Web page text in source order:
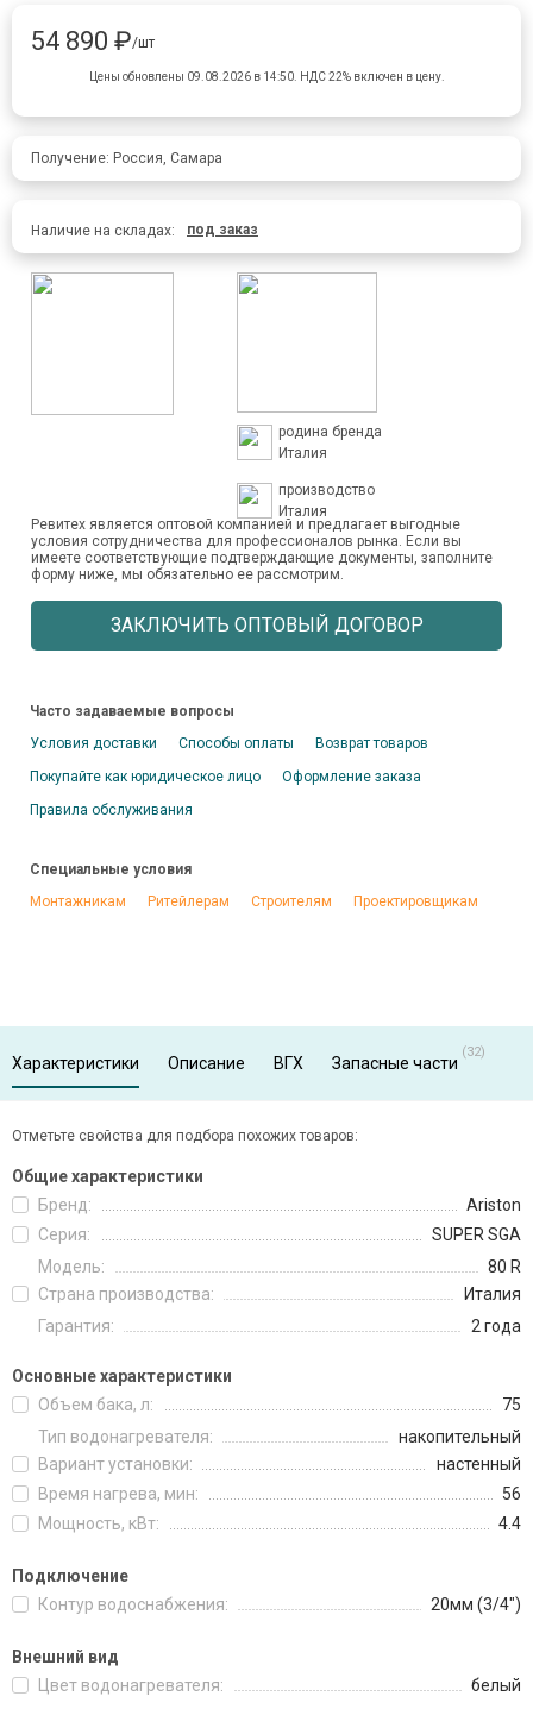
54 890 ₽/шт
Цены обновлены 09.08.2026 в 14:50. НДС 22% включен в цену.
Получение: Россия, Самара
Наличие на складах: под заказ
родина бренда
Италия
производство
Италия
Ревитех является оптовой компанией и предлагает выгодные
условия сотрудничества для профессионалов рынка. Если вы
имеете соответствующие подтверждающие документы, заполните
форму ниже, мы обязательно ее рассмотрим.
ЗАКЛЮЧИТЬ ОПТОВЫЙ ДОГОВОР
Часто задаваемые вопросы
Условия доставки
Способы оплаты
Возврат товаров
Покупайте как юридическое лицо
Оформление заказа
Правила обслуживания
Специальные условия
Монтажникам
Ритейлерам Строителям Проектировщикам
Характеристики Описание ВГХ Запасные части
(32)
Отметьте свойства для подбора похожих товаров:
Общие характеристики
Бренд:
Ariston
Серия:
SUPER SGA
Модель:
80 R
Страна производства:
Италия
Гарантия:
2 года
Основные характеристики
Объем бака, л:
75
Тип водонагревателя:
накопительный
Вариант установки:
настенный
Время нагрева, мин:
56
Мощность, кВт:
4.4
Подключение
Контур водоснабжения:
20мм (3/4")
Внешний вид
Цвет водонагревателя:
белый